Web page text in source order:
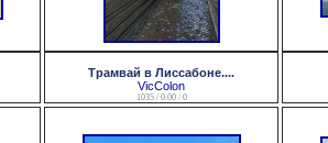
Трамвай в Лиссабоне....
VicColon
1035 / 0.00 / 0